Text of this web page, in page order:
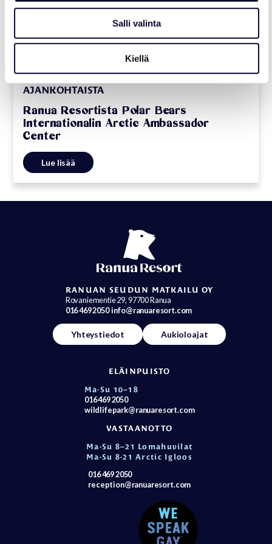
Salli valinta
Kiellä
AJANKOHTAISTA
Ranua Resortista Polar Bears
Internationalin Arctic Ambassador
Center
Lue lisää
RANUAN SEUDUN MATKAILU OY
Rovaniementie 29, 97700 Ranua
016 469 2050info@ranuaresort.com
Yhteystiedot Aukioloajat
ELÄINPUISTO
Ma-Su 10–18
016 469 2050
wildlifepark@ranuaresort.com
VASTAANOTTO
Ma-Su 8–21 Lomahuvilat
Ma-Su 8-21 Arctic Igloos
016 469 2050
reception@ranuaresort.com